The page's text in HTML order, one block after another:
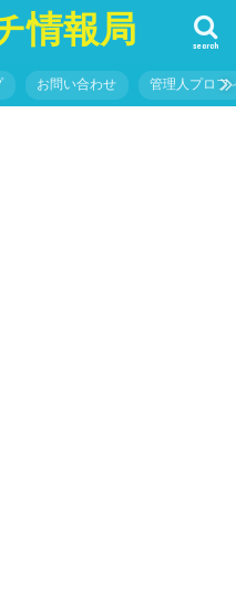
情報局 search
お問い合わせ 管理人プロフ